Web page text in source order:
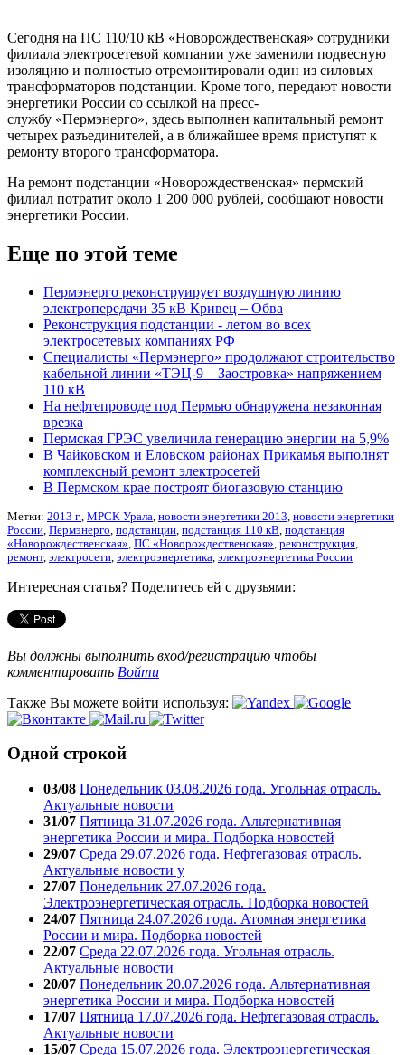
Сегодня на ПС 110/10 кВ «Новорождественская» сотрудники
филиала электросетевой компании уже заменили подвесную
изоляцию и полностью отремонтировали один из силовых
трансформаторов подстанции. Кроме того, передают новости
энергетики России со ссылкой на пресс-
службу «Пермэнерго», здесь выполнен капитальный ремонт
четырех разъединителей, а в ближайшее время приступят к
ремонту второго трансформатора.
На ремонт подстанции «Новорождественская» пермский
филиал потратит около 1 200 000 рублей, сообщают новости
энергетики России.
Еще по этой теме
Пермэнерго реконструирует воздушную линию
электропередачи 35 кВ Кривец – Обва
Реконструкция подстанции - летом во всех
электросетевых компаниях РФ
Специалисты «Пермэнерго» продолжают строительство
кабельной линии «ТЭЦ-9 – Заостровка» напряжением
110 кВ
На нефтепроводе под Пермью обнаружена незаконная
врезка
Пермская ГРЭС увеличила генерацию энергии на 5,9%
В Чайковском и Еловском районах Прикамья выполнят
комплексный ремонт электросетей
В Пермском крае построят биогазовую станцию
Метки: 2013 г. МРСК Урала новости энергетики 2013 новости энергетики
России Пермэнерго подстанции подстанция 110 кВ подстанция
«Новорождественская» ПС «Новорождественская» реконструкция
ремонт, электросети электроэнергетика электроэнергетика России
Интересная статья? Поделитесь ей с друзьями:
Вы должны выполнить вход/регистрацию чтобы
комментировать Войти
Также Вы можете войти используя:
Одной строкой
03/08 Понедельник 03.08.2026 года. Угольная отрасль.
Актуальные новости
31/07 Пятница 31.07.2026 года. Альтернативная
энергетика России и мира. Подборка новостей
29/07 Среда 29.07.2026 года. Нефтегазовая отрасль.
Актуальные новости у
27/07 Понедельник 27.07.2026 года.
Электроэнергетическая отрасль. Подборка новостей
24/07 Пятница 24.07.2026 года. Атомная энергетика
России и мира. Подборка новостей
22/07 Среда 22.07.2026 года. Угольная отрасль.
Актуальные новости
20/07 Понедельник 20.07.2026 года. Альтернативная
энергетика России и мира. Подборка новостей
17/07 Пятница 17.07.2026 года. Нефтегазовая отрасль.
Актуальные новости
15/07 Среда 15.07.2026 года. Электроэнергетическая